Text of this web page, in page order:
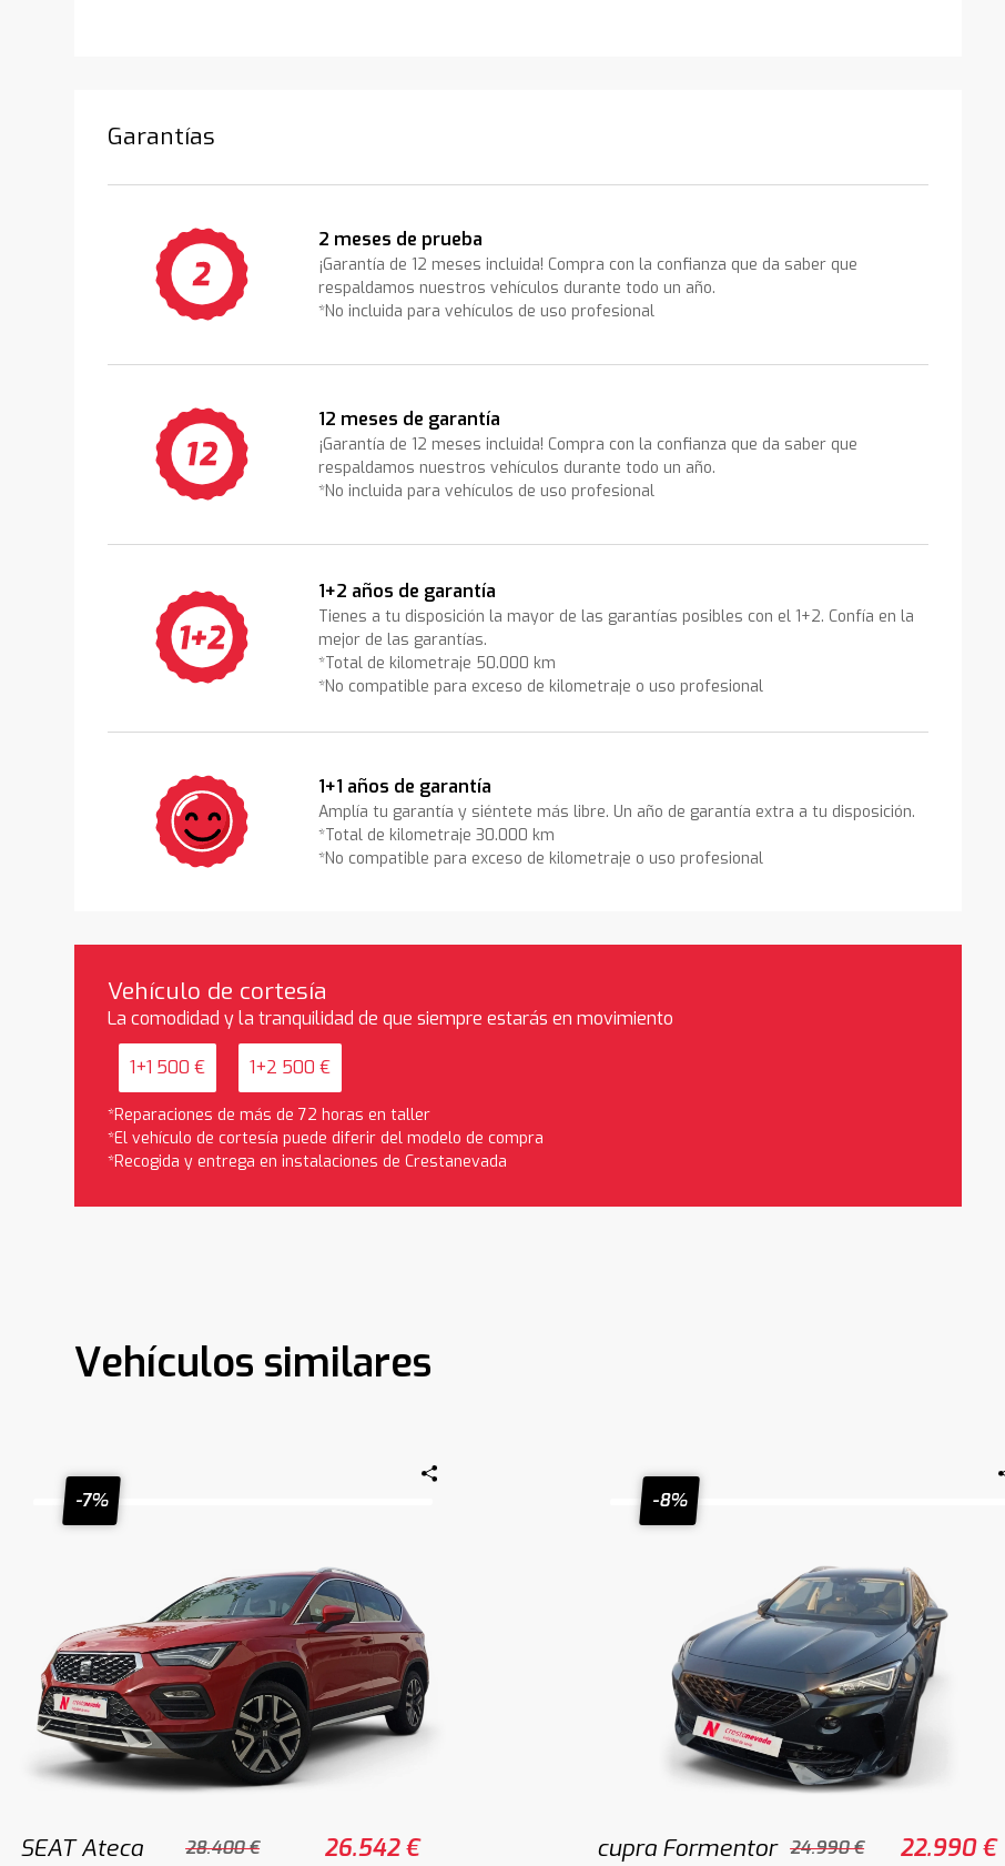
Garantías
2 meses de prueba
¡Garantía de 12 meses incluida! Compra con la confianza que da saber que
respaldamos nuestros vehículos durante todo un año.
*No incluida para vehículos de uso profesional
12 meses de garantía
¡Garantía de 12 meses incluida! Compra con la confianza que da saber que
respaldamos nuestros vehículos durante todo un año.
*No incluida para vehículos de uso profesional
1+2 años de garantía
Tienes a tu disposición la mayor de las garantías posibles con el 1+2. Confía en la
mejor de las garantías.
*Total de kilometraje 50.000 km
*No compatible para exceso de kilometraje o uso profesional
1+1 años de garantía
Amplía tu garantía y siéntete más libre. Un año de garantía extra a tu disposición.
*Total de kilometraje 30.000 km
*No compatible para exceso de kilometraje o uso profesional
Vehículo de cortesía
La comodidad y la tranquilidad de que siempre estarás en movimiento
1+1 500 € 1+2 500 €
*Reparaciones de más de 72 horas en taller
*El vehículo de cortesía puede diferir del modelo de compra
*Recogida y entrega en instalaciones de Crestanevada
Vehículos similares
-7%
SEAT Ateca 28.400 € 26.542 €
-8%
cupra Formentor 24.990 € 22.990 €